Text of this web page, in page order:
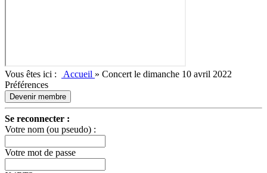
Vous êtes ici : Accueil » Concert le dimanche 10 avril 2022
Préférences
Devenir membre
Se reconnecter :
Votre nom (ou pseudo) :
Votre mot de passe